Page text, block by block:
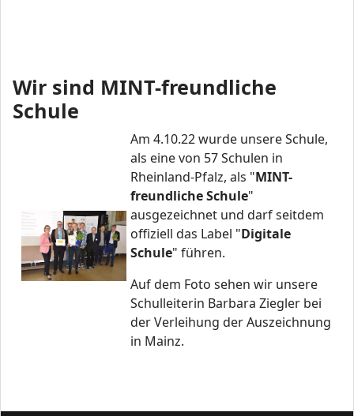
Wir sind MINT-freundliche
Schule
Am 4.10.22 wurde unsere Schule,
als eine von 57 Schulen in
Rheinland-Pfalz, als "MINT-
freundliche Schule"
ausgezeichnet und darf seitdem
offiziell das Label "Digitale
Schule" führen.
Auf dem Foto sehen wir unsere
Schulleiterin Barbara Ziegler bei
der Verleihung der Auszeichnung
in Mainz.